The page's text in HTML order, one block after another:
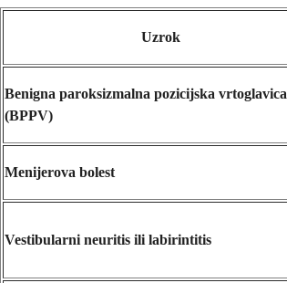
Uzrok
Benigna paroksizmalna pozicijska vrtoglavica
(BPPV)
Menijerova bolest
Vestibularni neuritis ili labirintitis